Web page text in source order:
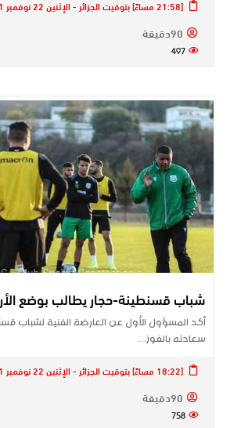
[21:58 مساءً] بتوقيت الجزائر - الإثنين 22 نوفمبر 2021
90دقيقة
497
شباب قسنطينة-حجار يطالب بوضع
أكد المسؤول الأول عن العارضة الفنية لشباب
سعادته بالفوز…
[18:22 مساءً] بتوقيت الجزائر - الإثنين 22 نوفمبر 2021
90دقيقة
758